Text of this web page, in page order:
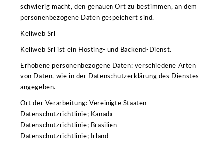
schwierig macht, den genauen Ort zu bestimmen, an dem
personenbezogene Daten gespeichert sind.
Keliweb Srl
Keliweb Srl ist ein Hosting- und Backend-Dienst.
Erhobene personenbezogene Daten: verschiedene Arten
von Daten, wie in der Datenschutzerklärung des Dienstes
angegeben.
Ort der Verarbeitung: Vereinigte Staaten -
Datenschutzrichtlinie; Kanada -
Datenschutzrichtlinie; Brasilien -
Datenschutzrichtlinie;
Irland -